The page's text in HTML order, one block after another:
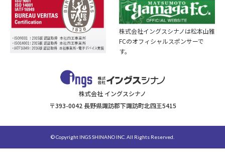
株式会社イングスシナノは松本山雅
FCのオフィシャルスポンサーで
す。
株式会社 イングスシナノ
〒393-0042 長野県諏訪郡下諏訪町北四王5415
© Copyright INGS SHINANO INC. All Rights Reserved.